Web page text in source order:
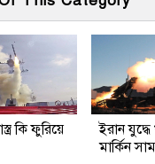
কি ফুরিয়ে
ইরান যুদ্ধে
মার্কিন